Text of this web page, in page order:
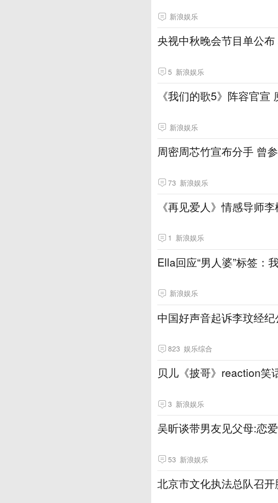
新浪娱乐
央视中秋晚会节目单公
5 新浪娱乐
《我们的歌5》阵容官
新浪娱乐
周密周芯竹宣布分手 曾
73 新浪娱乐
《再见爱人》情感导师
1 新浪娱乐
Ella回应“男人婆”标签：
新浪娱乐
中国好声音起诉李玟经
823 娱乐综合
贝儿《披哥》reaction笑
3 新浪娱乐
吴昕谈带男友见父母:恋
53 新浪娱乐
北京市文化执法总队召